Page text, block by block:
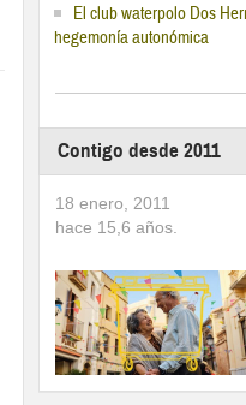
El club waterpolo Dos
hegemonía autonómica
Contigo desde 2011
18 enero, 2011
hace 15,6 años.